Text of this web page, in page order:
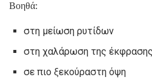
Βοηθά:
στη μείωση ρυτίδων
στη χαλάρωση της έκφρασης
σε πιο ξεκούραστη όψη